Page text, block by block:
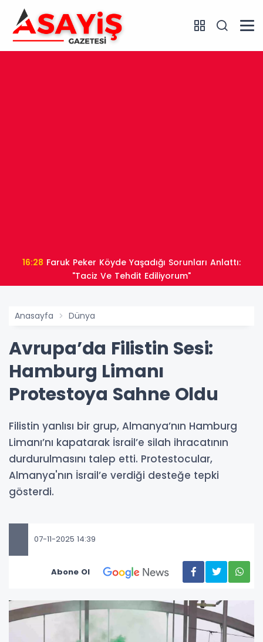
16:28
"Taciz Ve Tehdit Ediliyorum"
Anasayfa Dünya
Avrupa’da Filistin Sesi:
Hamburg Limanı
Protestoya Sahne Oldu
Filistin yanlısı bir grup, Almanya’nın Hamburg
Limanı’nı kapatarak İsrail’e silah ihracatının
durdurulmasını talep etti. Protestocular,
Almanya'nın İsrail’e verdiği desteğe tepki
gösterdi.
07-11-2025 14:39
Abone Ol